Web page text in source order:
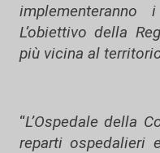
L’obiettivo della
più vicina al
“L’Ospedale della
reparti ospedalieri